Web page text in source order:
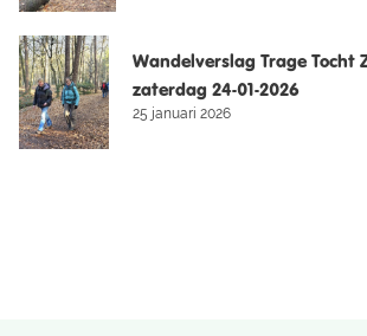
Wandelverslag Trage Tocht
zaterdag 24-01-2026
25 januari 2026